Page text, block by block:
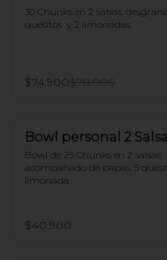
30 Chunks en 2 salsas,
quesitos  y 2 limonadas
$74.900$78.900
Bowl personal 2
Bowl de 25 Chunks en 2 salsas
acompañado de papas, 5
limonada
$40.900